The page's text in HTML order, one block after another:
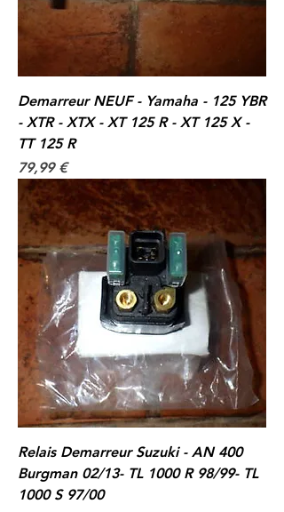
Demarreur NEUF - Yamaha - 125 YBR
- XTR - XTX - XT 125 R - XT 125 X -
TT 125 R
Prix
79,99 €
Relais Demarreur Suzuki - AN 400
Burgman 02/13- TL 1000 R 98/99- TL
1000 S 97/00